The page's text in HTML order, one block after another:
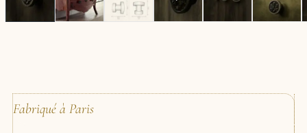
Fabriqué à Paris